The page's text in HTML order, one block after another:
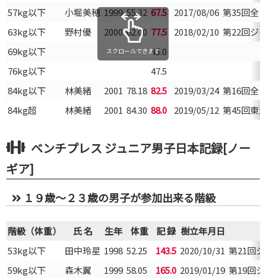
57kg以下
小堀美穂 1999 55.32 67.5 2017/08/06 第35回全
63kg以下
野村優 2000 62.00 77.5 2018/02/10 第22回ジ
69kg以下
45.0
76kg以下
47.5
84kg以下
林美緒 2001 78.18 82.5 2019/03/24 第16回全
84kg超
林美緒 2001 84.30 88.0 2019/05/12 第45回東
スクロールできます
ベンチプレス ジュニア男子日本記録[ノー
ギア]
１９歳～２３歳の男子が参加出来る階級
階級（体重） 氏 名 生年 体重 記 録 樹立年月日
53kg以下
田中玲星 1998 52.25 143.5 2020/10/31 第21回
59kg以下
森木翼 1999 58.05 165.0 2019/01/19 第19回